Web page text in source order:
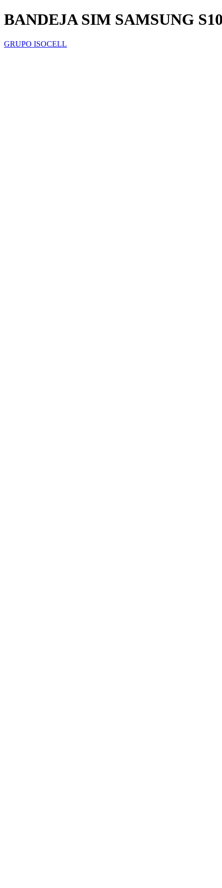
BANDEJA SIM SAMSUNG
GRUPO ISOCELL